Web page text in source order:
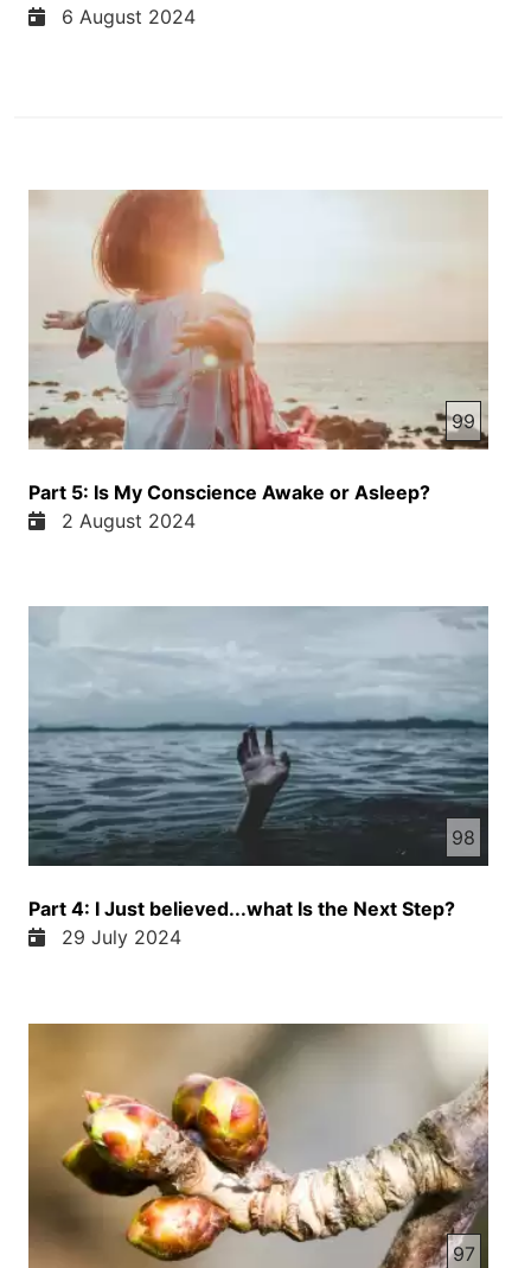
6 August 2024
99
Part 5: Is My Conscience Awake or Asleep?
2 August 2024
98
Part 4: I Just believed...what Is the Next Step?
29 July 2024
97